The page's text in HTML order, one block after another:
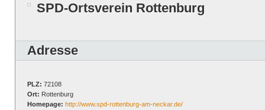
SPD-Ortsverein Rottenburg
Adresse
PLZ: 72108
Ort: Rottenburg
Homepage: http://www.spd-rottenburg-am-neckar.de/